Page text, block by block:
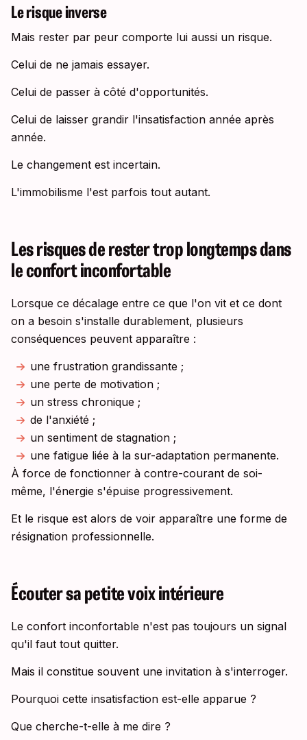
Le risque inverse
Mais rester par peur comporte lui aussi un risque.
Celui de ne jamais essayer.
Celui de passer à côté d'opportunités.
Celui de laisser grandir l'insatisfaction année après
année.
Le changement est incertain.
L'immobilisme l'est parfois tout autant.
Les risques de rester trop longtemps dans
le confort inconfortable
Lorsque ce décalage entre ce que l'on vit et ce dont
on a besoin s'installe durablement, plusieurs
conséquences peuvent apparaître :
une frustration grandissante ;
une perte de motivation ;
un stress chronique ;
de l'anxiété ;
un sentiment de stagnation ;
une fatigue liée à la sur-adaptation permanente.
À force de fonctionner à contre-courant de soi-
même, l'énergie s'épuise progressivement.
Et le risque est alors de voir apparaître une forme de
résignation professionnelle.
Écouter sa petite voix intérieure
Le confort inconfortable n'est pas toujours un signal
qu'il faut tout quitter.
Mais il constitue souvent une invitation à s'interroger.
Pourquoi cette insatisfaction est-elle apparue ?
Que cherche-t-elle à me dire ?